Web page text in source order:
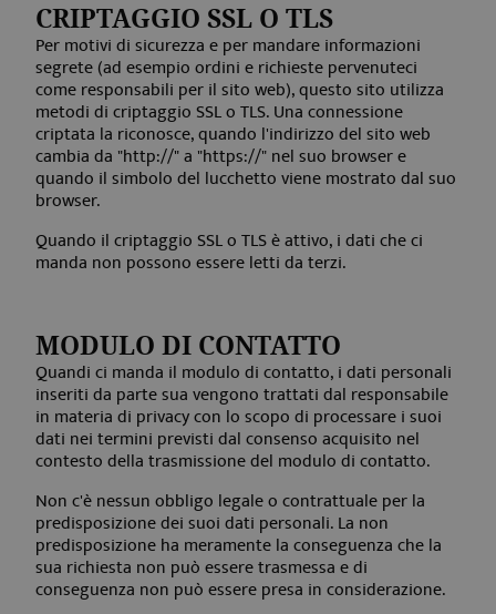
CRIPTAGGIO SSL O TLS
Per motivi di sicurezza e per mandare informazioni
segrete (ad esempio ordini e richieste pervenuteci
come responsabili per il sito web), questo sito utilizza
metodi di criptaggio SSL o TLS. Una connessione
criptata la riconosce, quando l'indirizzo del sito web
cambia da "http://" a "https://" nel suo browser e
quando il simbolo del lucchetto viene mostrato dal suo
browser.
Quando il criptaggio SSL o TLS è attivo, i dati che ci
manda non possono essere letti da terzi.
MODULO DI CONTATTO
Quandi ci manda il modulo di contatto, i dati personali
inseriti da parte sua vengono trattati dal responsabile
in materia di privacy con lo scopo di processare i suoi
dati nei termini previsti dal consenso acquisito nel
contesto della trasmissione del modulo di contatto.
Non c'è nessun obbligo legale o contrattuale per la
predisposizione dei suoi dati personali. La non
predisposizione ha meramente la conseguenza che la
sua richiesta non può essere trasmessa e di
conseguenza non può essere presa in considerazione.